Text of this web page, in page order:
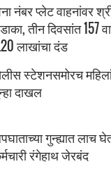
नंबर प्लेट वाहनांवर
तीन दिवसांत 157
लाखांचा दंड
स्टेशनसमोरच
दाखल
गुन्ह्यात लाच
रंगेहाथ जेरबंद